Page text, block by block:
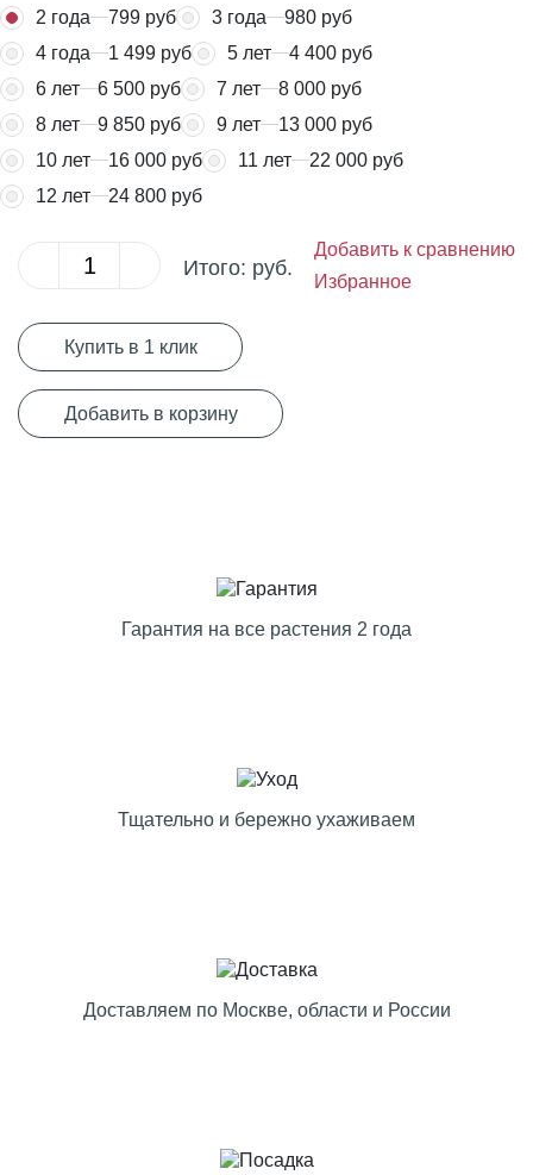
2 года
799 руб 3 года
980 руб
4 года
1 499 руб 5 лет
4 400 руб
6 лет
6 500 руб 7 лет
8 000 руб
8 лет
9 850 руб 9 лет
13 000 руб
10 лет
16 000 руб 11 лет
22 000 руб
12 лет
24 800 руб
Итого: руб.
Добавить к сравнению
Избранное
Купить в 1 клик
Добавить в корзину
Гарантия на все растения 2 года
Тщательно и бережно ухаживаем
Доставляем по Москве, области и России